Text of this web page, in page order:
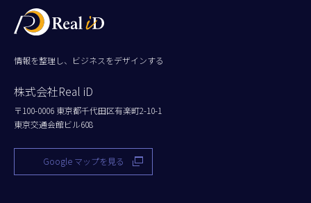
情報を整理し、ビジネスをデザインする
株式会社Real iD
〒100-0006 東京都千代田区有楽町2-10-1
東京交通会館ビル608
Google マップを見る